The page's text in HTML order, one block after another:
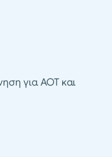
για ΑΟΤ και